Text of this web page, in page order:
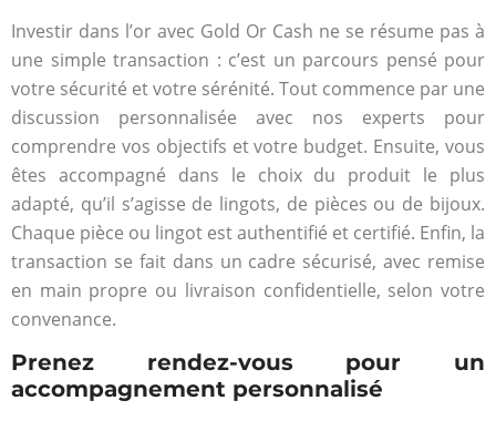
Investir dans l’or avec Gold Or Cash ne se résume pas à
une simple transaction : c’est un parcours pensé pour
votre sécurité et votre sérénité. Tout commence par une
discussion personnalisée avec nos experts pour
comprendre vos objectifs et votre budget. Ensuite, vous
êtes accompagné dans le choix du produit le plus
adapté, qu’il s’agisse de lingots, de pièces ou de bijoux.
Chaque pièce ou lingot est authentifié et certifié. Enfin, la
transaction se fait dans un cadre sécurisé, avec remise
en main propre ou livraison confidentielle, selon votre
convenance.
Prenez rendez-vous pour un
accompagnement personnalisé